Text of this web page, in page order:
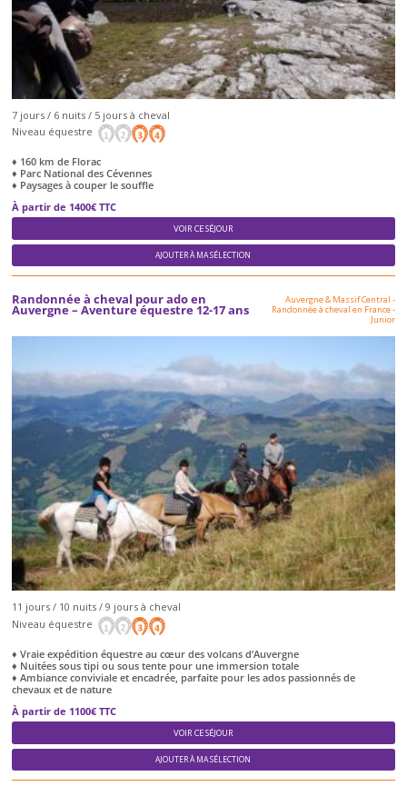
7 jours / 6 nuits / 5 jours à cheval
Niveau équestre
♦ 160 km de Florac
♦ Parc National des Cévennes
♦ Paysages à couper le souffle
À partir de 1400€ TTC
VOIR CE SÉJOUR
AJOUTER À MA SÉLECTION
Randonnée à cheval pour ado en
Auvergne – Aventure équestre 12-17 ans
Auvergne & Massif Central -
Randonnée à cheval en France-
Junior
11 jours / 10 nuits / 9 jours à cheval
Niveau équestre
♦ Vraie expédition équestre au cœur des volcans d’Auvergne
♦ Nuitées sous tipi ou sous tente pour une immersion totale
♦ Ambiance conviviale et encadrée, parfaite pour les ados passionnés de
chevaux et de nature
À partir de 1100€ TTC
VOIR CE SÉJOUR
AJOUTER À MA SÉLECTION